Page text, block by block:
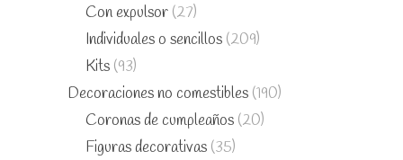
Con expulsor (27)
Individuales o sencillos (209)
Kits (93)
Decoraciones no comestibles (190)
Coronas de cumpleaños (20)
Figuras decorativas (35)